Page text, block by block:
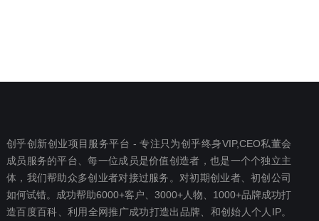
创乎创新创业项目服务平台 - 专注只为创乎终身VIP,CEO私董会
成员服务的平台、每一位成员是价值创造者，也是一个个独立主
体，我们帮助众多创业者对接过服务。对初期创业者、初创公司
如何试错。成功帮助6000+客户、3000+人物、1000+品牌成功打
造百度百科、利用全网推广成功打造出品牌、和创始人个人IP。